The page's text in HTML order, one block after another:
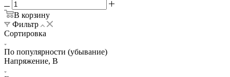
В корзину
Фильтр
Сортировка
По популярности (убывание)
Напряжение, В